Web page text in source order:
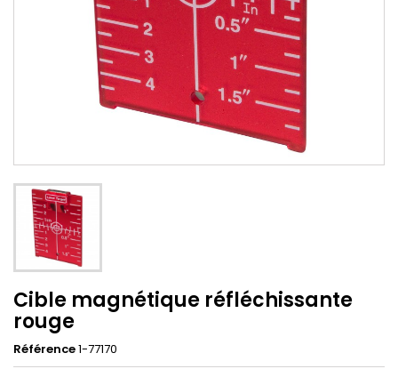
Cible magnétique réfléchissante
rouge
Référence1-77170